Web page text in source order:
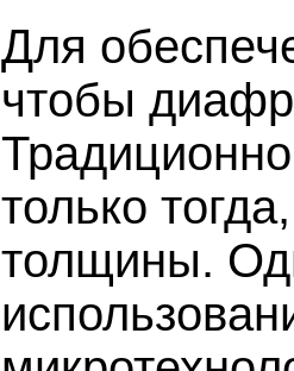
Для
что­бы
только
толщины.